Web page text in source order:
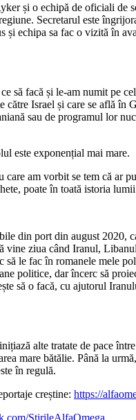
și o echipă de oficiali de
Secretarul este
echipa sa fac o vizită în
să facă și le-am numit pe
Israel și care se află în
sau de programul lor
este exponențial mai mare.
am vorbit se tem că ar
poate în toată istoria
din port din august 2020,
vine ziua când Iranul,
le fac în romanele mele
politice, dar încerc să
să o facă, cu ajutorul
alte tratate de pace
mare bătălie. Până la
în regulă.
creștine: https://
StirileAlfaOmega